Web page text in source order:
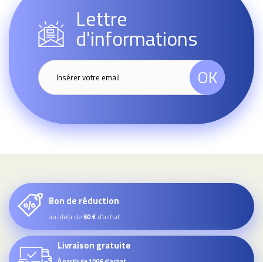
Lettre
d'informations
OK
Bon de réduction
au-delà de60 € d’achat
Livraison gratuite